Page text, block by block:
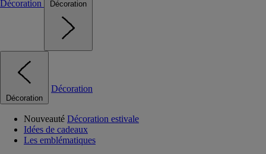
Décoration Décoration
Décoration
Décoration
Nouveauté Décoration estivale
Idées de cadeaux
Les emblématiques